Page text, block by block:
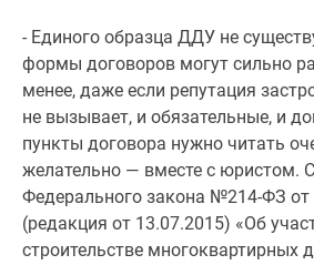
ипотека
Квартиры
скидками
41%
Видео
360°
новостроек
- Единого образца ДДУ не
формы договоров могут сильно
менее, даже если репутация
не вызывает, и обязательные, и
пункты договора нужно читать
желательно — вместе с юристом.
Федерального закона №214-ФЗ от
(редакция от 13.07.2015) «Об
строительстве многоквартирных